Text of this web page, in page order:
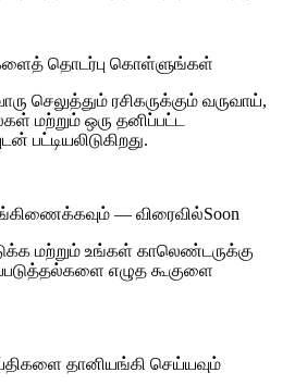
தொடர்பு கொள்ளுங்கள்
செலுத்தும் ரசிகருக்கும் வருவாய்,
மற்றும் ஒரு தனிப்பட்ட
பட்டியலிடுகிறது.
— விரைவில்Soon
மற்றும் உங்கள் காலெண்டருக்கு
எழுத கூகுளை
தானியங்கி செய்யவும்